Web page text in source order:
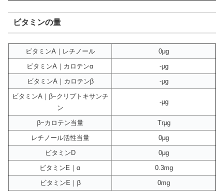
ビタミンの量
ビタミンA｜レチノール
0μg
ビタミンA｜カロテンα
-μg
ビタミンA｜カロテンβ
-μg
ビタミンA｜β−クリプトキサンチ
ン
-μg
β−カロテン当量
Trμg
レチノール活性当量
0μg
ビタミンD
0μg
ビタミンE｜α
0.3mg
ビタミンE｜β
0mg